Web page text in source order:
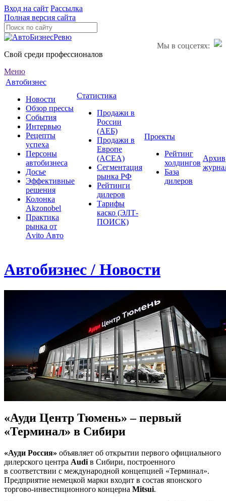
Вход на сайт Рассылка
Полная версия сайта
Мы в соцсетях:
Свой среди профессионалов
Меню
Автобизнес
Новости
Обзор прессы
События
Интервью
Рецепты
успеха
Персоны
автобизнеса
Досье
Эффективные
решения
Колонка
Akzonobel
Практика
рынка от
Аvito Авто
Статистика
Продажи в
России
(АЕБ)
Продажи в
Европе
(ACEA)
Сегментация
рынка РФ
Рейтинги
дилеров
Тарифы
каско (ЭЛТ-
ПОИСК)
Проекты
Рейтинг
холдингов
База
дилеров
Архив
Автобизнес / Новости
«Ауди Центр Тюмень» – первый
«Терминал» в Сибири
«Ауди Россия» объявляет об открытии первого официального
дилерского центра Audi в Сибири, построенного
в соответствии с международной концепцией «Терминал».
Предприятие немецкой марки входит в состав японского
торгово-инвестиционного концерна Mitsui.